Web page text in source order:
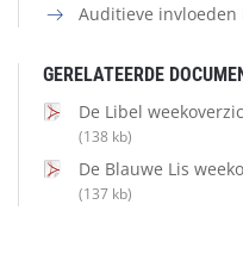
Auditieve
GERELATEERDE
De Libel
(138 kb)
De Blauwe Lis
(137 kb)